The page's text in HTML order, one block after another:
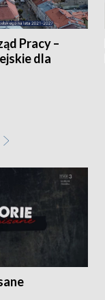
Pracy –
dla